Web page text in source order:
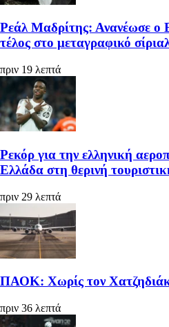
Ρεάλ Μαδρίτης: Ανανέωσε ο
τέλος στο μεταγραφικό
πριν 19 λεπτά
Ρεκόρ για την ελληνική
Ελλάδα στη θερινή
πριν 29 λεπτά
ΠΑΟΚ: Χωρίς τον
πριν 36 λεπτά